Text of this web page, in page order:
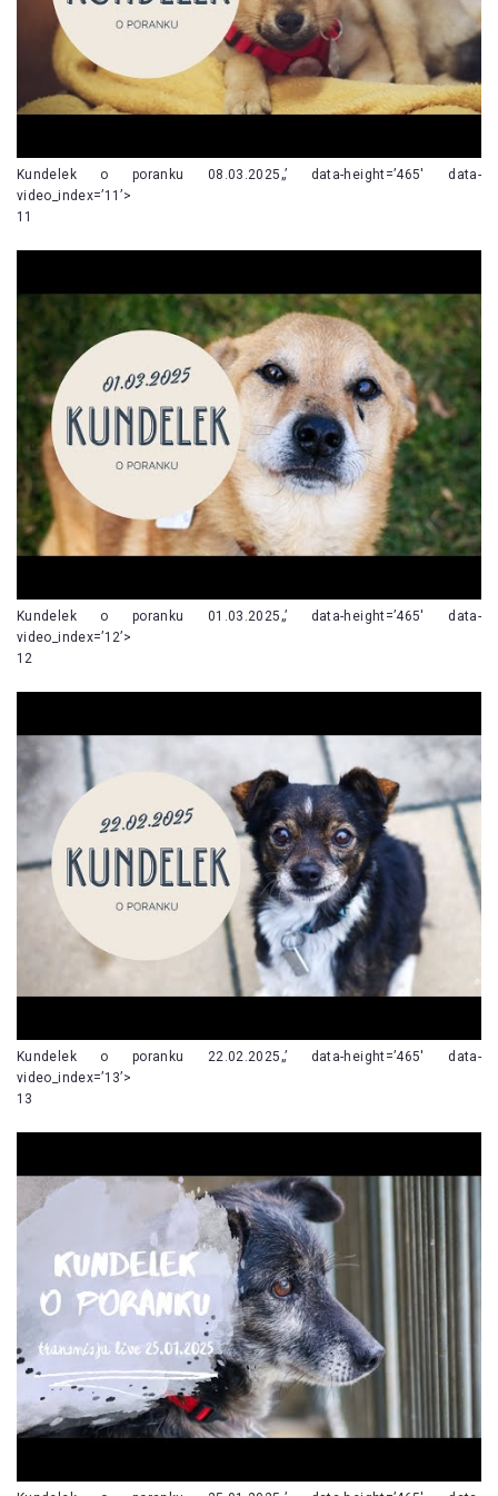
Kundelek o poranku 08.03.2025„’ data-height=’465′ data-
video_index=’11’>
11
Kundelek o poranku 01.03.2025„’ data-height=’465′ data-
video_index=’12’>
12
Kundelek o poranku 22.02.2025„’ data-height=’465′ data-
video_index=’13’>
13